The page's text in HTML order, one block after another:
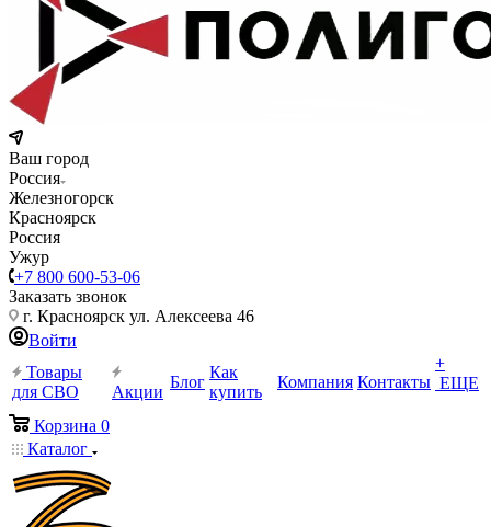
Ваш город
Россия
Железногорск
Красноярск
Россия
Ужур
+7 800 600-53-06
Заказать звонок
г. Красноярск ул. Алексеева 46
Войти
Товары
для СВО
Акции
Блог
Как
купить
Компания Контакты
+
ЕЩЕ
Корзина 0
Каталог